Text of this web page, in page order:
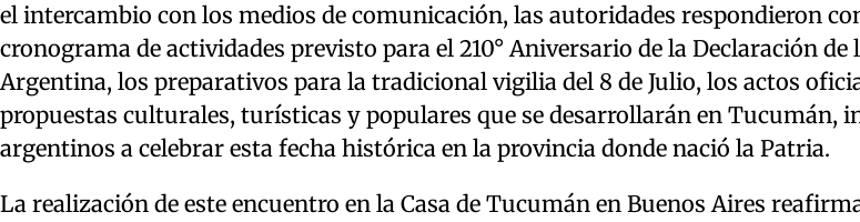
el intercambio con los medios de comunicación, las autoridades respondieron
cronograma de actividades previsto para el 210° Aniversario de la Declaración de
Argentina, los preparativos para la tradicional vigilia del 8 de Julio, los actos
propuestas culturales, turísticas y populares que se desarrollarán en Tucumán,
argentinos a celebrar esta fecha histórica en la provincia donde nació la Patria.
La realización de este encuentro en la Casa de Tucumán en Buenos Aires